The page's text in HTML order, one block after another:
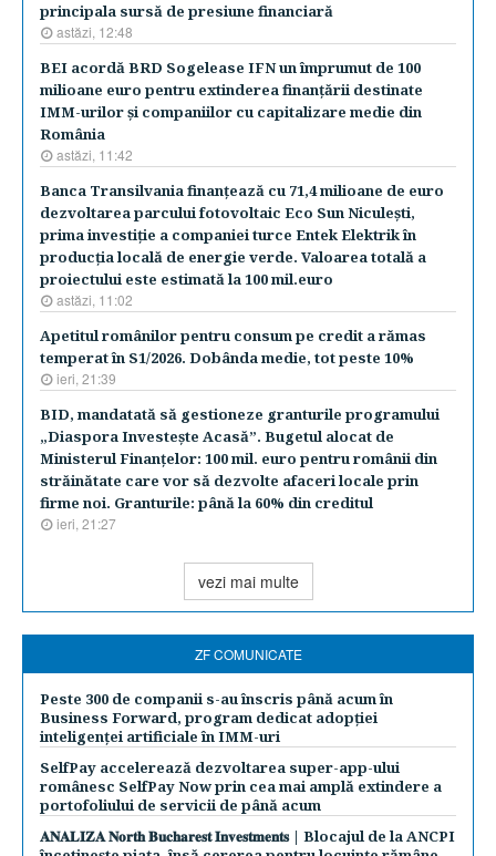
principala sursă de presiune financiară
astăzi, 12:48
BEI acordă BRD Sogelease IFN un împrumut de 100
milioane euro pentru extinderea finanţării destinate
IMM-urilor şi companiilor cu capitalizare medie din
România
astăzi, 11:42
Banca Transilvania finanţează cu 71,4 milioane de euro
dezvoltarea parcului fotovoltaic Eco Sun Niculeşti,
prima investiţie a companiei turce Entek Elektrik în
producţia locală de energie verde. Valoarea totală a
proiectului este estimată la 100 mil.euro
astăzi, 11:02
Apetitul românilor pentru consum pe credit a rămas
temperat în S1/2026. Dobânda medie, tot peste 10%
ieri, 21:39
BID, mandatată să gestioneze granturile programului
„Diaspora Investeşte Acasă”. Bugetul alocat de
Ministerul Finanţelor: 100 mil. euro pentru românii din
străinătate care vor să dezvolte afaceri locale prin
firme noi. Granturile: până la 60% din creditul
ieri, 21:27
vezi mai multe
ZF COMUNICATE
Peste 300 de companii s-au înscris până acum în
Business Forward, program dedicat adopției
inteligenței artificiale în IMM-uri
SelfPay accelerează dezvoltarea super-app-ului
românesc SelfPay Now prin cea mai amplă extindere a
portofoliului de servicii de până acum
𝐀𝐍𝐀𝐋𝐈𝐙𝐀 𝐍𝐨𝐫𝐭𝐡 𝐁𝐮𝐜𝐡𝐚𝐫𝐞𝐬𝐭 𝐈𝐧𝐯𝐞𝐬𝐭𝐦𝐞𝐧𝐭𝐬 | Blocajul de la ANCPI